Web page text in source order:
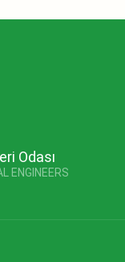
Odası
ENGINEERS